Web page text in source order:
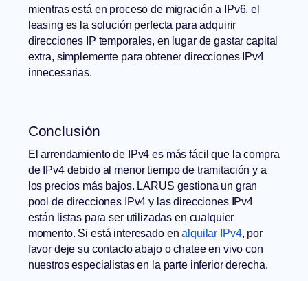
mientras está en proceso de migración a IPv6, el
leasing es la solución perfecta para adquirir
direcciones IP temporales, en lugar de gastar capital
extra, simplemente para obtener direcciones IPv4
innecesarias.
Conclusión
El arrendamiento de IPv4 es más fácil que la compra
de IPv4 debido al menor tiempo de tramitación y a
los precios más bajos. LARUS gestiona un gran
pool de direcciones IPv4 y las direcciones IPv4
están listas para ser utilizadas en cualquier
momento. Si está interesado enalquilar IPv4, por
favor deje su contacto abajo o chatee en vivo con
nuestros especialistas en la parte inferior derecha.